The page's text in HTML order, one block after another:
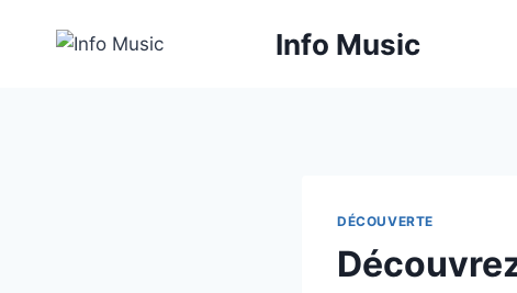
Info Music
DÉCOUVERTE